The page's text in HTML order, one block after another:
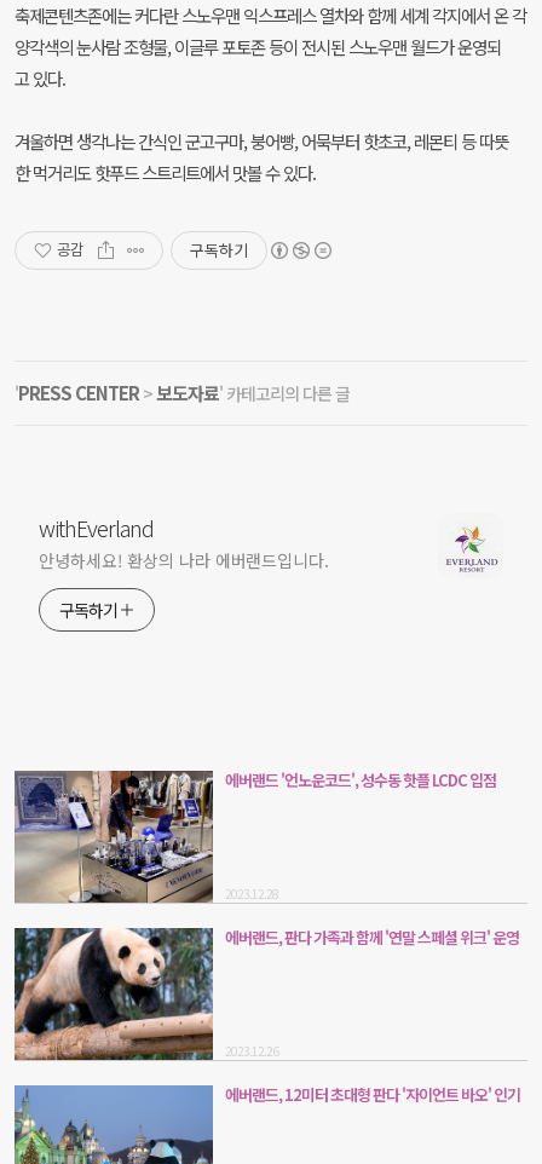
축제콘텐츠존에는 커다란 스노우맨 익스프레스 열차와 함께 세계 각지에서 온 각
양각색의 눈사람 조형물, 이글루 포토존 등이 전시된 스노우맨 월드가 운영되
고 있다.
겨울하면 생각나는 간식인 군고구마, 붕어빵, 어묵부터 핫초코, 레몬티 등 따뜻
한 먹거리도 핫푸드 스트리트에서 맛볼 수 있다.
공감 구독하기
'PRESS CENTER >보도자료' 카테고리의 다른 글
withEverland
안녕하세요! 환상의 나라 에버랜드입니다.
구독하기
에버랜드 '언노운코드', 성수동 핫플 LCDC 입점
2023.12.28
에버랜드, 판다 가족과 함께 '연말 스페셜 위크' 운영
2023.12.26
에버랜드, 12미터 초대형 판다 '자이언트 바오' 인기